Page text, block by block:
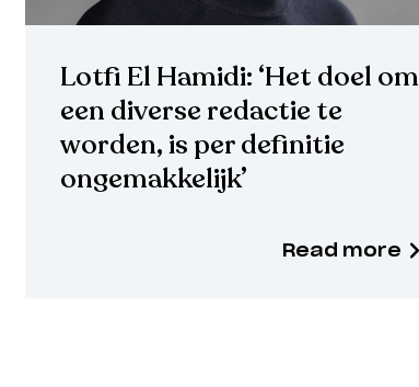
Lotfi El Hamidi: ‘Het doel om
een diverse redactie te
worden, is per definitie
ongemakkelijk’
Read more